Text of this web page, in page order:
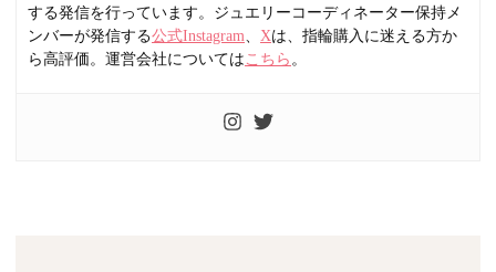
する発信を行っています。ジュエリーコーディネーター保持メ
ンバーが発信する公式Instagram、 Xは、指輪購入に迷える方か
ら高評価。運営会社については こちら 。